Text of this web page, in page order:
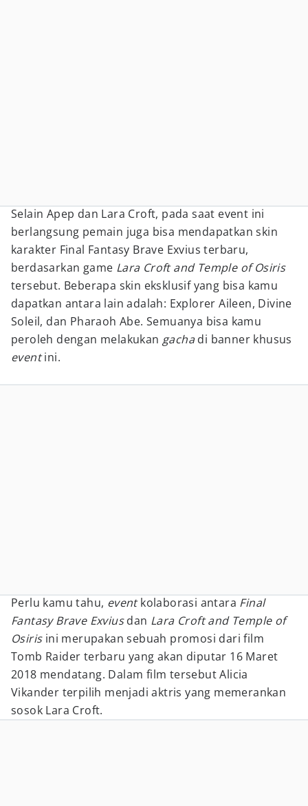
Selain Apep dan Lara Croft, pada saat event ini
berlangsung pemain juga bisa mendapatkan skin
karakter Final Fantasy Brave Exvius terbaru,
berdasarkan game Lara Croft and Temple of Osiris
tersebut. Beberapa skin eksklusif yang bisa kamu
dapatkan antara lain adalah: Explorer Aileen, Divine
Soleil, dan Pharaoh Abe. Semuanya bisa kamu
peroleh dengan melakukan gachadi banner khusus
eventini.
Perlu kamu tahu, eventkolaborasi antara Final
Fantasy Brave Exviusdan Lara Croft and Temple of
Osirisini merupakan sebuah promosi dari film
Tomb Raider terbaru yang akan diputar 16 Maret
2018 mendatang. Dalam film tersebut Alicia
Vikander terpilih menjadi aktris yang memerankan
sosok Lara Croft.